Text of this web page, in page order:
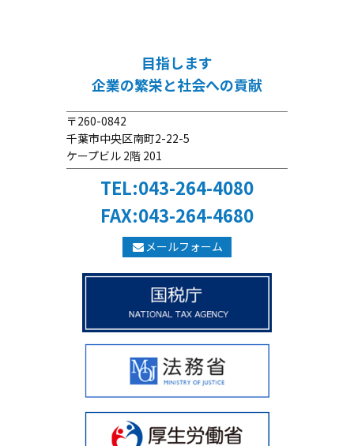
目指します
企業の繁栄と社会への貢献
〒260-0842
千葉市中央区南町2-22-5
ケープビル 2階 201
TEL:043-264-4080
FAX:043-264-4680
メールフォーム